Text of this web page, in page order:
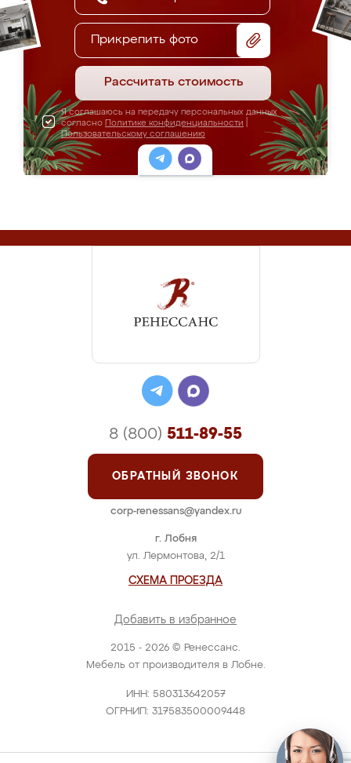
Прикрепить фото
Рассчитать стоимость
Я соглашаюсь на передачу персональных данных
согласно Политике конфиденциальности
Пользовательскому соглашению
2015 - 2026 © Ренессанс.
Мебель от производителя в Лобне.
ИНН: 580313642057
ОГРНИП: 317583500009448
г. Лобня
ул. Лермонтова, 2/1
СХЕМА ПРОЕЗДА
Добавить в избранное
8 (800) 511-89-55
ОБРАТНЫЙ ЗВОНОК
corp-renessans@yandex.ru